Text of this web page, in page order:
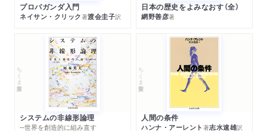
プロパガンダ入門
ネイサン・クリック著渡会圭子訳
日本の歴史をよみなおす（全）
網野善彦著
ちくま学芸文庫
システムの非線形論理
─世界を創造的に組み直す
ちくま学芸文庫
人間の条件
ハンナ・アーレント 著志水速雄訳